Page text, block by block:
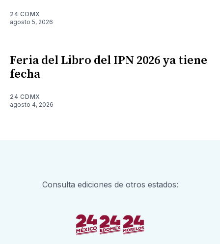
24 CDMX
agosto 5, 2026
Feria del Libro del IPN 2026 ya tiene
fecha
24 CDMX
agosto 4, 2026
Consulta ediciones de otros estados: